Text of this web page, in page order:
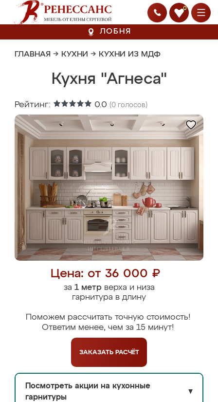
0
ЛОБНЯ
ГЛАВНАЯ → КУХНИ → КУХНИ ИЗ МДФ
Кухня "Агнеса"
Рейтинг: 0.0 (0 голосов)
Цена: от 36 000 ₽
за 1 метрверха и низа
гарнитура в длину
Поможем рассчитать точную стоимость!
Ответим менее, чем за 15 минут!
ЗАКАЗАТЬ РАСЧЁТ
Посмотреть акции на кухонные
гарнитуры
▼